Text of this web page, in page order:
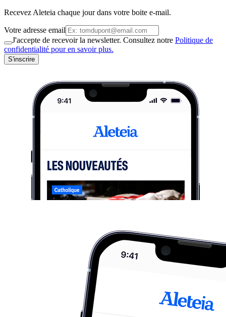
Recevez Aleteia chaque jour dans votre boite e-mail.
Votre adresse email
J'accepte de recevoir la newsletter. Consultez notre Politique de
confidentialité pour en savoir plus.
S'inscrire